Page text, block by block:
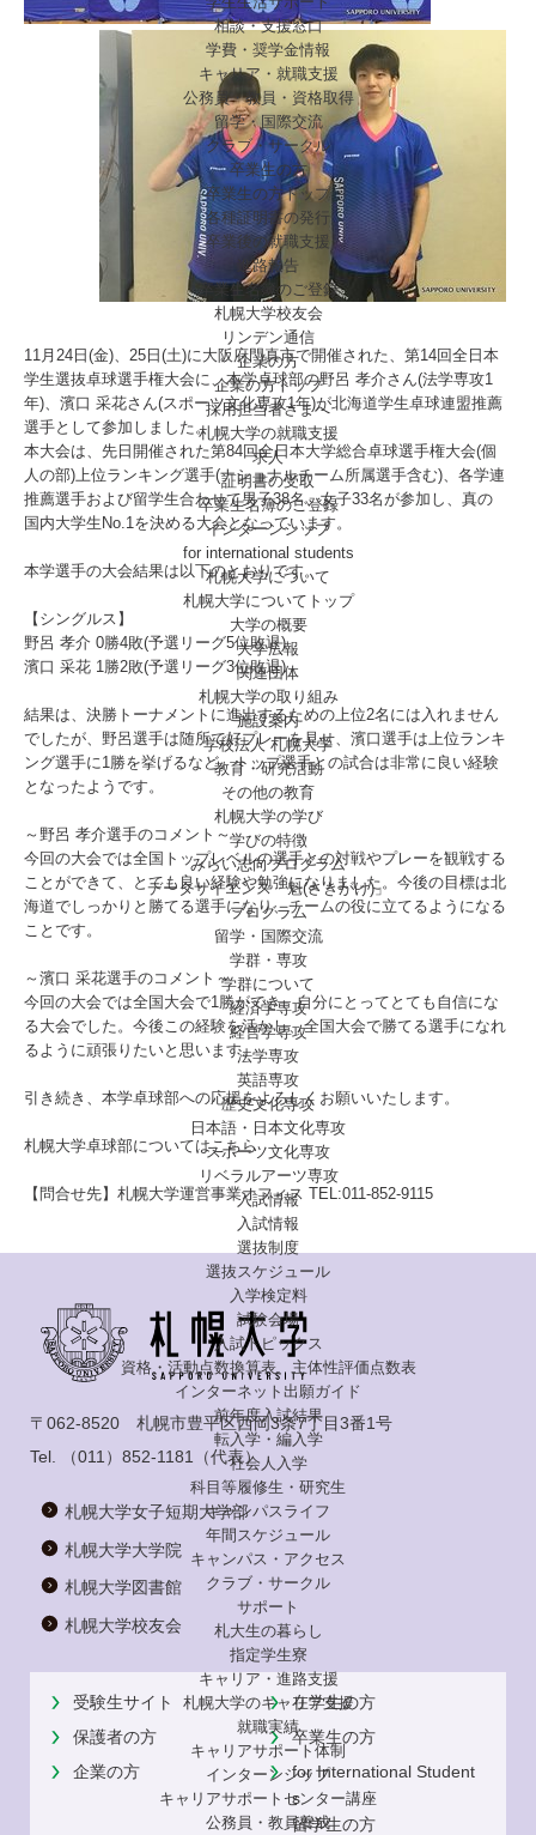
相談・支援窓口
学費・奨学金情報
キャリア・就職支援
公務員・教員・資格取得
留学・国際交流
クラブ・サークル
卒業生の方
卒業生の方トップ
各種証明書の発行
卒業後の就職支援
進路報告
卒業生名簿のご登録
札幌大学校友会
リンデン通信
企業の方
企業の方トップ
採用担当者さまへ
札幌大学の就職支援
求人
証明書の受取
卒業生名簿のご登録
インターンシップ
for international students
札幌大学について
札幌大学についてトップ
大学の概要
大学広報
関連団体
札幌大学の取り組み
施設案内
学校法人 札幌大学
教育・研究活動
その他の教育
札幌大学の学び
学びの特徴
みらい志向プログラム
データサイエンス「魁(さきがけ)」
プログラム
留学・国際交流
学群・専攻
学群について
経済学専攻
経営学専攻
法学専攻
英語専攻
歴史文化専攻
日本語・日本文化専攻
スポーツ文化専攻
リベラルアーツ専攻
入試情報
入試情報
選抜制度
選抜スケジュール
入学検定料
試験会場
入試トピックス
資格・活動点数換算表、主体性評価点数表
インターネット出願ガイド
前年度入試結果
転入学・編入学
社会人入学
科目等履修生・研究生
キャンパスライフ
年間スケジュール
キャンパス・アクセス
クラブ・サークル
サポート
札大生の暮らし
指定学生寮
キャリア・進路支援
札幌大学のキャリア支援
就職実績
キャリアサポート体制
インターンシップ
キャリアサポートセンター講座
公務員・教員養成
11月24日(金)、25日(土)に大阪府門真市で開催された、第14回全日本
学生選抜卓球選手権大会に、本学卓球部の野呂 孝介さん(法学専攻1
年)、濱口 采花さん(スポーツ文化専攻1年)が北海道学生卓球連盟推薦
選手として参加しました。
本大会は、先日開催された第84回全日本大学総合卓球選手権大会(個
人の部)上位ランキング選手(ナショナルチーム所属選手含む)、各学連
推薦選手および留学生合わせて男子38名、女子33名が参加し、真の
国内大学生No.1を決める大会となっています。
本学選手の大会結果は以下のとおりです。
【シングルス】
野呂 孝介 0勝4敗(予選リーグ5位敗退)
濱口 采花 1勝2敗(予選リーグ3位敗退)
結果は、決勝トーナメントに進出するための上位2名には入れません
でしたが、野呂選手は随所で好プレーを見せ、濱口選手は上位ランキ
ング選手に1勝を挙げるなど、トップ選手との試合は非常に良い経験
となったようです。
～野呂 孝介選手のコメント～
今回の大会では全国トップレベルの選手との対戦やプレーを観戦する
ことができて、とても良い経験や勉強になりました。今後の目標は北
海道でしっかりと勝てる選手になり、チームの役に立てるようになる
ことです。
～濱口 采花選手のコメント～
今回の大会では全国大会で1勝ができ、自分にとってとても自信にな
る大会でした。今後この経験を活かし、全国大会で勝てる選手になれ
るように頑張りたいと思います。
引き続き、本学卓球部への応援をよろしくお願いいたします。
札幌大学卓球部についてはこちら
【問合せ先】札幌大学運営事業オフィス TEL:011-852-9115
〒062-8520 札幌市豊平区西岡3条7丁目3番1号
Tel.
（011）852-1181 （代表）
札幌大学女子短期大学部
札幌大学大学院
札幌大学図書館
札幌大学校友会
受験生サイト
在学生の方
保護者の方
卒業生の方
企業の方
for International Student
s
留学生の方